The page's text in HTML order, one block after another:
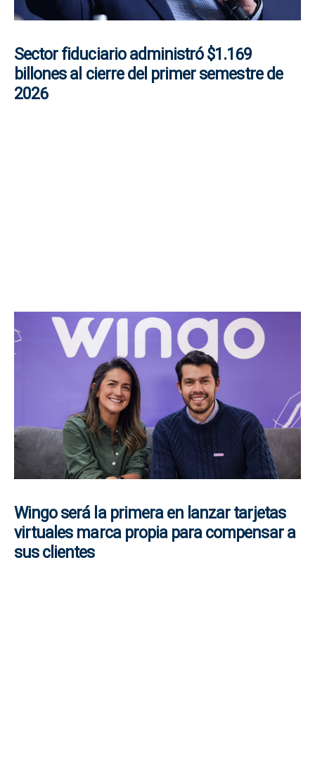
Sector fiduciario administró $1.169
billones al cierre del primer semestre de
2026
Wingo será la primera en lanzar tarjetas
virtuales marca propia para compensar a
sus clientes